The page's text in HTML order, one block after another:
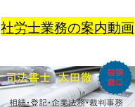
社労士業務の案内動画